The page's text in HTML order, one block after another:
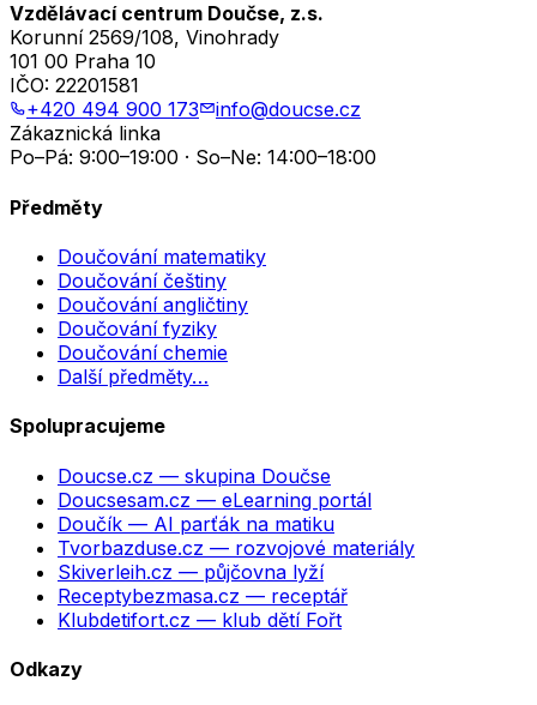
Vzdělávací centrum Doučse, z.s.
Korunní 2569/108, Vinohrady
101 00 Praha 10
IČO: 22201581
+420 494 900 173
info@doucse.cz
Zákaznická linka
Po–Pá: 9:00–19:00 · So–Ne: 14:00–18:00
Předměty
Doučování matematiky
Doučování češtiny
Doučování angličtiny
Doučování fyziky
Doučování chemie
Další předměty…
Spolupracujeme
Doucse.cz — skupina Doučse
Doucsesam.cz — eLearning portál
Doučík — AI parťák na matiku
Tvorbazduse.cz — rozvojové materiály
Skiverleih.cz — půjčovna lyží
Receptybezmasa.cz — receptář
Klubdetifort.cz — klub dětí Fořt
Odkazy